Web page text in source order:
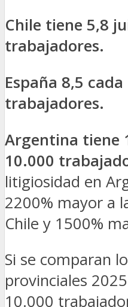
Chile tiene 5,8
trabajadores.
España 8,5
trabajadores.
Argentina tiene
10.000
litigiosidad en
2200% mayor a
Chile y 1500%
Si se comparan
provinciales
10.000